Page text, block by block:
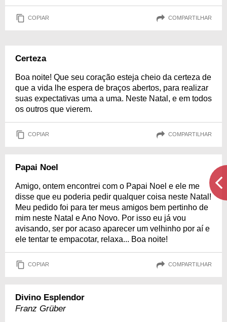
COPIAR COMPARTILHAR
Certeza
Boa noite! Que seu coração esteja cheio da certeza de
que a vida lhe espera de braços abertos, para realizar
suas expectativas uma a uma. Neste Natal, e em todos
os outros que vierem.
COPIAR COMPARTILHAR
Papai Noel
Amigo, ontem encontrei com o Papai Noel e ele me
disse que eu poderia pedir qualquer coisa neste Natal!
Meu pedido foi para ter meus amigos bem pertinho de
mim neste Natal e Ano Novo. Por isso eu já vou
avisando, ser por acaso aparecer um velhinho por aí e
ele tentar te empacotar, relaxa... Boa noite!
COPIAR COMPARTILHAR
Divino Esplendor
Franz Grüber